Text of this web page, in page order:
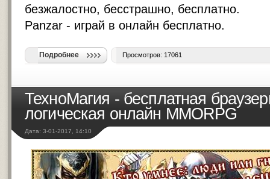
безжалостно, бесстрашно, бесплатно.
Panzar - играй в онлайн бесплатно.
Подробнее Просмотров: 17061
ТехноМагия - бесплатная
логическая онлайн MMORPG
Дата: 3-01-2017, 14:10